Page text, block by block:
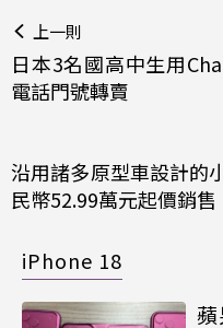
上一則
日本3名國高中生用
電話門號轉賣
沿用諸多原型車設計的
民幣52.99萬元起價銷售
iPhone 18